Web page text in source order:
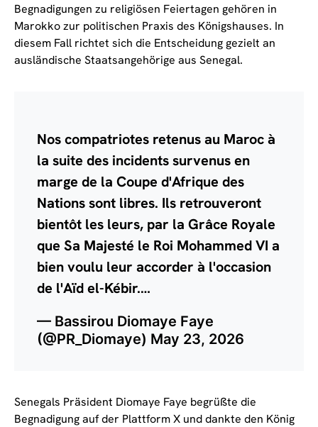
Begnadigungen zu religiösen Feiertagen gehören in
Marokko zur politischen Praxis des Königshauses. In
diesem Fall richtet sich die Entscheidung gezielt an
ausländische Staatsangehörige aus Senegal.
Nos compatriotes retenus au Maroc à
la suite des incidents survenus en
marge de la Coupe d'Afrique des
Nations sont libres. Ils retrouveront
bientôt les leurs, par la Grâce Royale
que Sa Majesté le Roi Mohammed VI a
bien voulu leur accorder à l'occasion
de l'Aïd el-Kébir.…
— Bassirou Diomaye Faye
(@PR_Diomaye) May 23, 2026
Senegals Präsident Diomaye Faye begrüßte die
Begnadigung auf der Plattform X und dankte den König